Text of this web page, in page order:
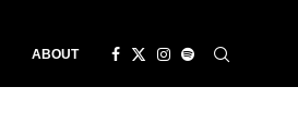
ABOUT